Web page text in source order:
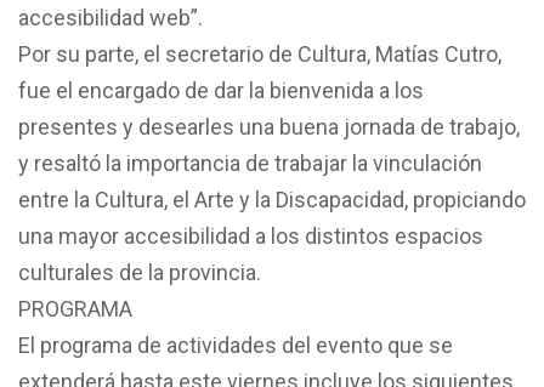
accesibilidad web”.
Por su parte, el secretario de Cultura, Matías Cutro,
fue el encargado de dar la bienvenida a los
presentes y desearles una buena jornada de trabajo,
y resaltó la importancia de trabajar la vinculación
entre la Cultura, el Arte y la Discapacidad, propiciando
una mayor accesibilidad a los distintos espacios
culturales de la provincia.
PROGRAMA
El programa de actividades del evento que se
extenderá hasta este viernes incluye los siguientes